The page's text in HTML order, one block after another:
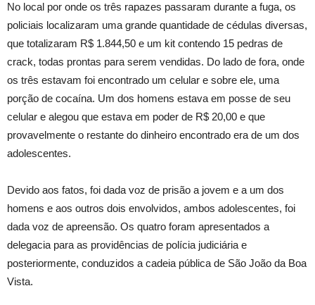
No local por onde os três rapazes passaram durante a fuga, os
policiais localizaram uma grande quantidade de cédulas diversas,
que totalizaram R$ 1.844,50 e um kit contendo 15 pedras de
crack, todas prontas para serem vendidas. Do lado de fora, onde
os três estavam foi encontrado um celular e sobre ele, uma
porção de cocaína. Um dos homens estava em posse de seu
celular e alegou que estava em poder de R$ 20,00 e que
provavelmente o restante do dinheiro encontrado era de um dos
adolescentes.
Devido aos fatos, foi dada voz de prisão a jovem e a um dos
homens e aos outros dois envolvidos, ambos adolescentes, foi
dada voz de apreensão. Os quatro foram apresentados a
delegacia para as providências de polícia judiciária e
posteriormente, conduzidos a cadeia pública de São João da Boa
Vista.